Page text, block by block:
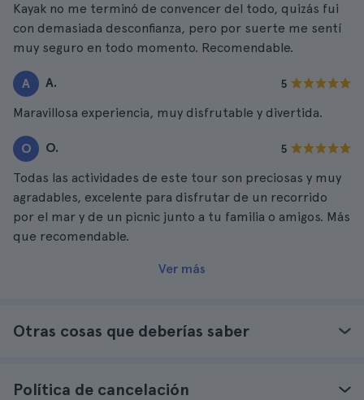
Kayak no me terminó de convencer del todo, quizás fui
con demasiada desconfianza, pero por suerte me sentí
muy seguro en todo momento. Recomendable.
A A. 5
Maravillosa experiencia, muy disfrutable y divertida.
O O. 5
Todas las actividades de este tour son preciosas y muy
agradables, excelente para disfrutar de un recorrido
por el mar y de un picnic junto a tu familia o amigos. Más
que recomendable.
Ver más
Otras cosas que deberías saber
Política de cancelación